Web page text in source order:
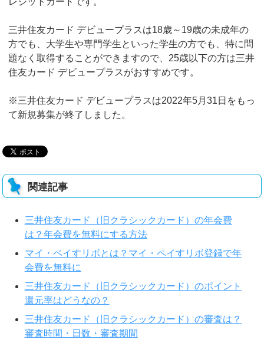
三井住友カード デビュープラスは18歳～19歳の未成年の
方でも、大学生や専門学生といった学生の方でも、特に問
題なく取得することができますので、25歳以下の方は三井
住友カード デビュープラスがおすすめです。
※三井住友カード デビュープラスは2022年5月31日をもっ
て新規募集が終了しました。
関連記事
三井住友カード（旧クラシックカード）の年会費
は？年会費を無料にする方法
マイ・ペイすリボとは？マイ・ペイすリボ登録で年
会費を無料に
三井住友カード（旧クラシックカード）のポイント
還元率はどうなの？
三井住友カード（旧クラシックカード）の審査は？
審査時間・日数・審査期間